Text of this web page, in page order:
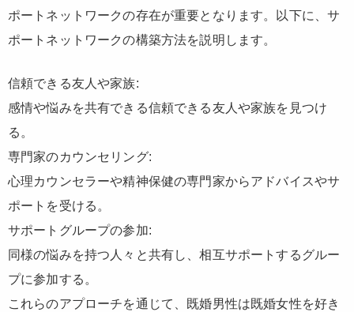
ポートネットワークの存在が重要となります。以下に、サ
ポートネットワークの構築方法を説明します。
信頼できる友人や家族:
感情や悩みを共有できる信頼できる友人や家族を見つけ
る。
専門家のカウンセリング:
心理カウンセラーや精神保健の専門家からアドバイスやサ
ポートを受ける。
サポートグループの参加:
同様の悩みを持つ人々と共有し、相互サポートするグルー
プに参加する。
これらのアプローチを通じて、既婚男性は既婚女性を好き